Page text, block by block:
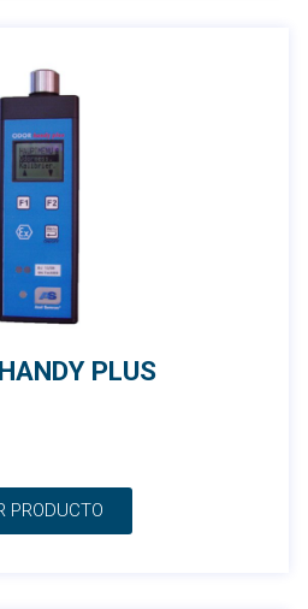
PLUS
PRODUCTO